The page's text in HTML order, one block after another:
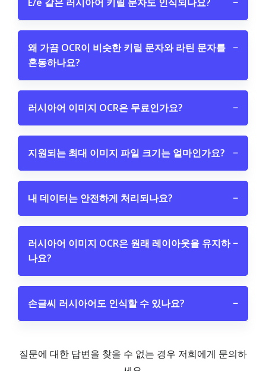
왜 가끔 OCR이 비슷한 키릴 문자와 라틴 문자를
혼동하나요?
−
러시아어 이미지 OCR은 무료인가요? −
지원되는 최대 이미지 파일 크기는 얼마인가요? −
내 데이터는 안전하게 처리되나요? −
러시아어 이미지 OCR은 원래 레이아웃을 유지하
나요?
−
손글씨 러시아어도 인식할 수 있나요? −
질문에 대한 답변을 찾을 수 없는 경우 저희에게 문의하